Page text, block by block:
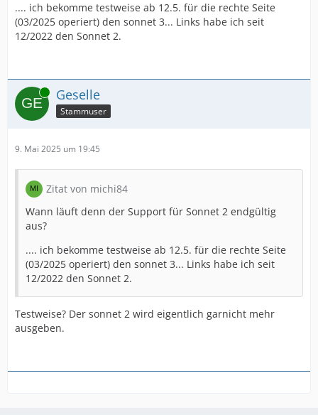
.... ich bekomme testweise ab 12.5. für die rechte Seite
(03/2025 operiert) den sonnet 3... Links habe ich seit
12/2022 den Sonnet 2.
Online Geselle
Stammuser
9. Mai 2025 um 19:45
Zitat von michi84
Wann läuft denn der Support für Sonnet 2 endgültig
aus?
.... ich bekomme testweise ab 12.5. für die rechte Seite
(03/2025 operiert) den sonnet 3... Links habe ich seit
12/2022 den Sonnet 2.
Testweise? Der sonnet 2 wird eigentlich garnicht mehr
ausgeben.